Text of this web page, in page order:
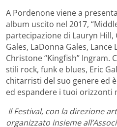
A Pordenone viene a
album uscito nel 2017,
partecipazione di Lauryn Hill,
Gales, LaDonna Gales, Lance
Christone “Kingfish” Ingram.
stili rock, funk e blues, Eric
chitarristi del suo genere ed
ed espandere i tuoi orizzonti
Il Festival, con la direzione
organizzato insieme